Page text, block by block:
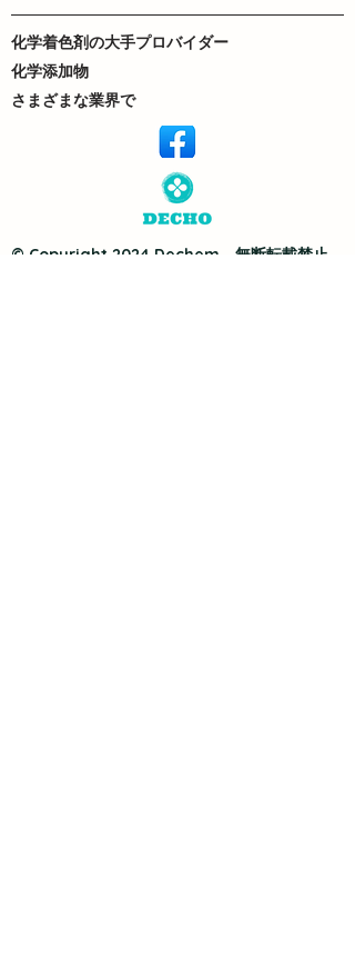
化学着色剤の大手プロバイダー
化学添加物
さまざまな業界で
© Copyright 2024 Dechem。無断転載禁止。